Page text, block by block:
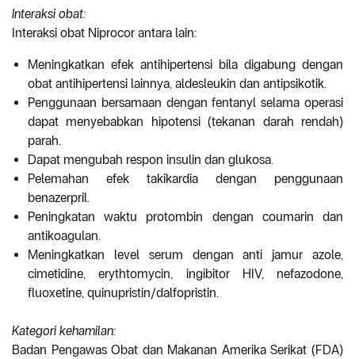
Interaksi obat:
Interaksi obat Niprocor antara lain:
Meningkatkan efek antihipertensi bila digabung dengan
obat antihipertensi lainnya, aldesleukin dan antipsikotik.
Penggunaan bersamaan dengan fentanyl selama operasi
dapat menyebabkan hipotensi (tekanan darah rendah)
parah.
Dapat mengubah respon insulin dan glukosa.
Pelemahan efek takikardia dengan penggunaan
benazerpril.
Peningkatan waktu protombin dengan coumarin dan
antikoagulan.
Meningkatkan level serum dengan anti jamur azole,
cimetidine, erythtomycin, ingibitor HIV, nefazodone,
fluoxetine, quinupristin/dalfopristin.
Kategori kehamilan:
Badan Pengawas Obat dan Makanan Amerika Serikat (FDA)